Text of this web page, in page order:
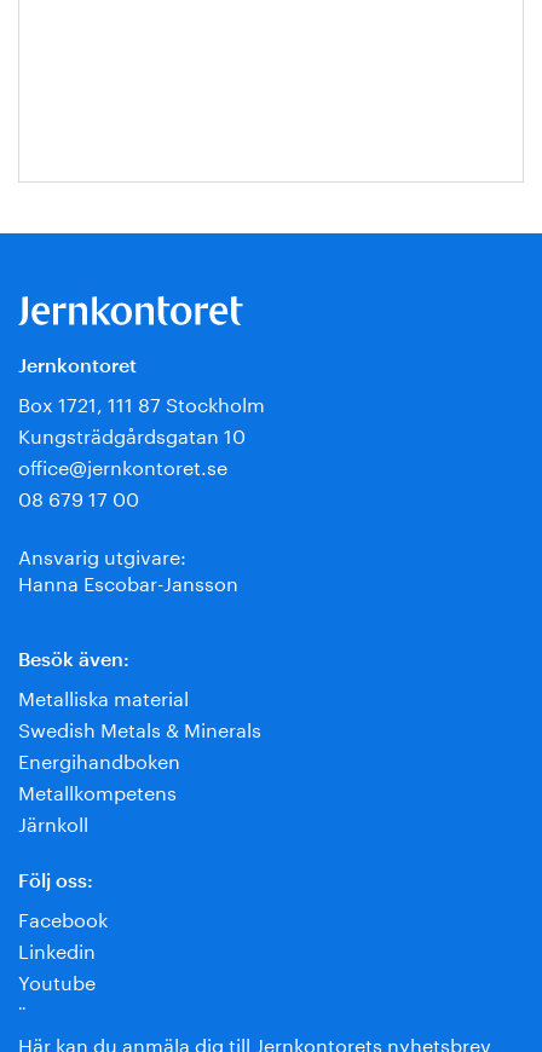
Jernkontoret
Box 1721, 111 87 Stockholm
Kungsträdgårdsgatan 10
office@jernkontoret.se
08 679 17 00
Ansvarig utgivare:
Hanna Escobar-Jansson
Besök även:
Metalliska material
Swedish Metals & Minerals
Energihandboken
Metallkompetens
Järnkoll
Följ oss:
Facebook
Linkedin
Youtube
¨
Här kan du anmäla dig till Jernkontorets nyhetsbrev